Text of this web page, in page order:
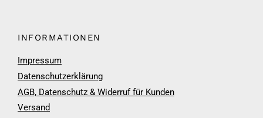
INFORMATIONEN
Impressum
Datenschutzerklärung
AGB, Datenschutz & Widerruf für Kunden
Versand